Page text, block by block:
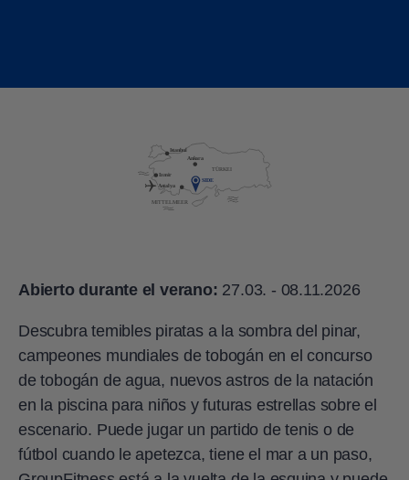
Abierto durante el verano: 27.03. - 08.11.2026
Descubra temibles piratas a la sombra del pinar,
campeones mundiales de tobogán en el concurso
de tobogán de agua, nuevos astros de la natación
en la piscina para niños y futuras estrellas sobre el
escenario. Puede jugar un partido de tenis o de
fútbol cuando le apetezca, tiene el mar a un paso,